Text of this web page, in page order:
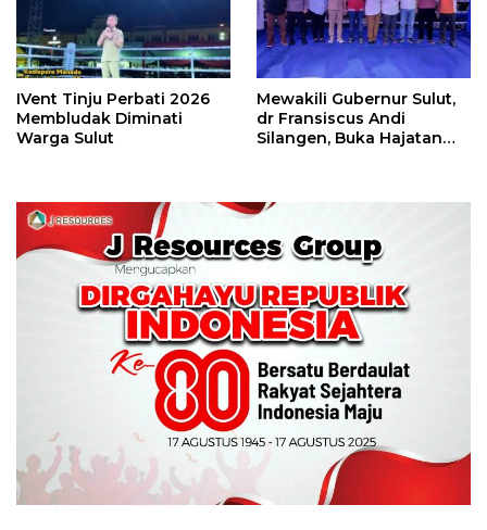
IVent Tinju Perbati 2026
Membludak Diminati
Warga Sulut
Mewakili Gubernur Sulut,
dr Fransiscus Andi
Silangen, Buka Hajatan